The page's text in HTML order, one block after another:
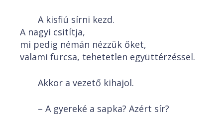
A kisfiú sírni kezd.
A nagyi csitítja,
mi pedig némán nézzük őket,
valami furcsa, tehetetlen együttérzéssel.
Akkor a vezető kihajol.
– A gyereké a sapka? Azért sír?